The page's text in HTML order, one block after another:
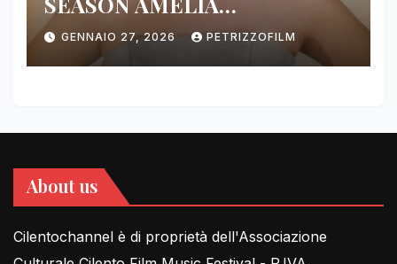
DIMOLDENBERG RETURNS
FOR THIRD YEAR
GENNAIO 27, 2026 PETRIZZOFILM
About us
Cilentochannel è di proprietà dell'Associazione